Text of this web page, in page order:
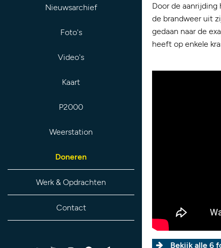
Nieuwsarchief
Foto's
Video's
Kaart
P2000
Weerstation
Doneren
Werk & Opdrachten
Contact
Door de
de brandweer uit
gedaan naar de
heeft op enkele
Bekijk alle 6